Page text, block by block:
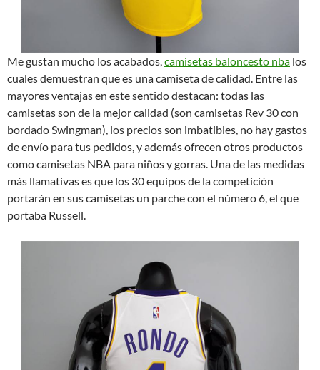
Me gustan mucho los acabados,camisetas baloncesto nba los
cuales demuestran que es una camiseta de calidad. Entre las
mayores ventajas en este sentido destacan: todas las
camisetas son de la mejor calidad (son camisetas Rev 30 con
bordado Swingman), los precios son imbatibles, no hay gastos
de envío para tus pedidos, y además ofrecen otros productos
como camisetas NBA para niños y gorras. Una de las medidas
más llamativas es que los 30 equipos de la competición
portarán en sus camisetas un parche con el número 6, el que
portaba Russell.